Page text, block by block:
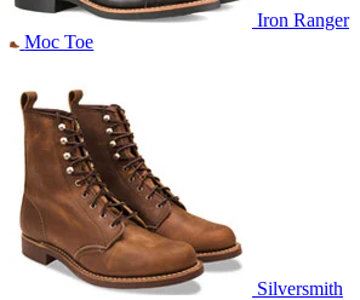
Iron Ranger
Moc Toe
Silversmith